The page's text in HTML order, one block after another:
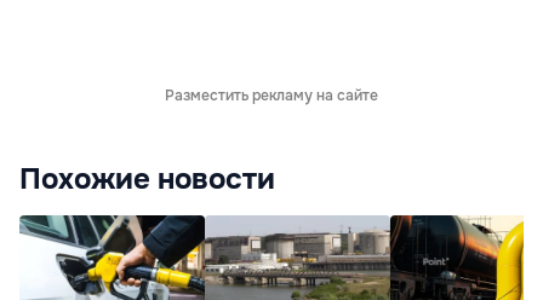
Разместить рекламу на сайте
Похожие новости